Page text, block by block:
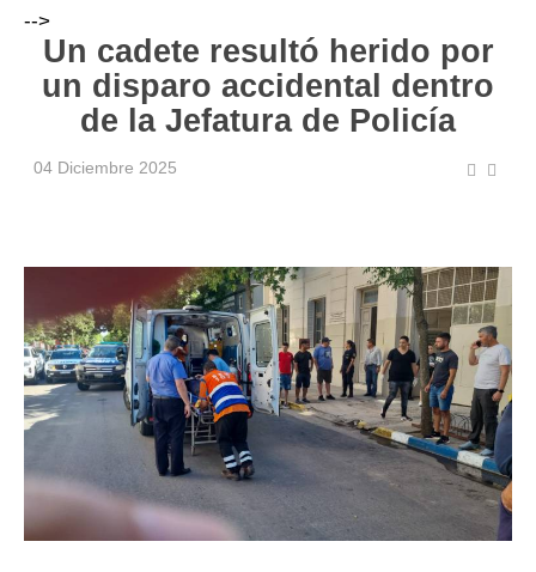
-->
Un cadete resultó herido por
un disparo accidental dentro
de la Jefatura de Policía
04 Diciembre 2025